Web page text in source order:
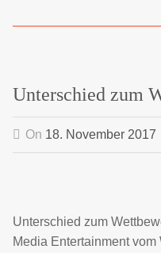
Unterschied zum
On 18. November 2017
Unterschied zum
Media Entertainment